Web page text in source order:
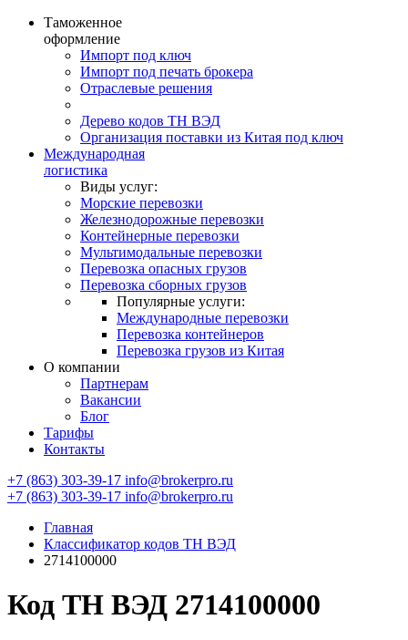
Таможенное
оформление
Импорт под ключ
Импорт под печать брокера
Отраслевые решения
Дерево кодов ТН ВЭД
Организация поставки из Китая под ключ
Международная
логистика
Виды услуг:
Морские перевозки
Железнодорожные перевозки
Контейнерные перевозки
Мультимодальные перевозки
Перевозка опасных грузов
Перевозка сборных грузов
Популярные услуги:
Международные перевозки
Перевозка контейнеров
Перевозка грузов из Китая
О компании
Партнерам
Вакансии
Блог
Тарифы
Контакты
+7 (863) 303-39-17 info@brokerpro.ru
+7 (863) 303-39-17 info@brokerpro.ru
Главная
Классификатор кодов ТН ВЭД
2714100000
Код ТН ВЭД 2714100000